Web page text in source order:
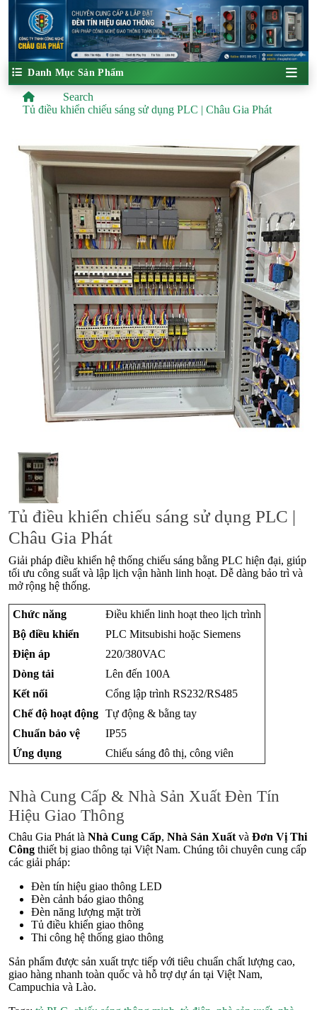
Danh Mục Sản Phẩm
Search
Tủ điều khiển chiếu sáng sử dụng PLC | Châu Gia Phát
Tủ điều khiển chiếu sáng sử dụng PLC |
Châu Gia Phát
Giải pháp điều khiển hệ thống chiếu sáng bằng PLC hiện đại, giúp
tối ưu công suất và lập lịch vận hành linh hoạt. Dễ dàng bảo trì và
mở rộng hệ thống.
Chức năng
Điều khiển linh hoạt theo lịch trình
Bộ điều khiển
PLC Mitsubishi hoặc Siemens
Điện áp
220/380VAC
Dòng tải
Lên đến 100A
Kết nối
Cổng lập trình RS232/RS485
Chế độ hoạt động Tự động & bằng tay
Chuẩn bảo vệ
IP55
Ứng dụng
Chiếu sáng đô thị, công viên
Nhà Cung Cấp & Nhà Sản Xuất Đèn Tín
Hiệu Giao Thông
Châu Gia Phát là Nhà Cung Cấp, Nhà Sản Xuất và Đơn Vị Thi
Công thiết bị giao thông tại Việt Nam. Chúng tôi chuyên cung cấp
các giải pháp:
Đèn tín hiệu giao thông LED
Đèn cảnh báo giao thông
Đèn năng lượng mặt trời
Tủ điều khiển giao thông
Thi công hệ thống giao thông
Sản phẩm được sản xuất trực tiếp với tiêu chuẩn chất lượng cao,
giao hàng nhanh toàn quốc và hỗ trợ dự án tại Việt Nam,
Campuchia và Lào.